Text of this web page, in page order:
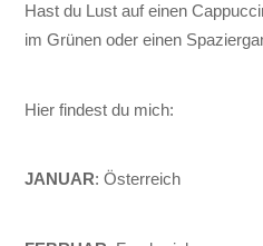
Hast du Lust auf einen
im Grünen oder einen
Hier findest du mich:
JANUAR: Österreich